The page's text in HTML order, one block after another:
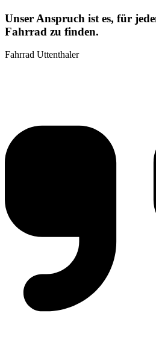
Unser Anspruch ist es, für
Fahrrad zu finden.
Fahrrad Uttenthaler